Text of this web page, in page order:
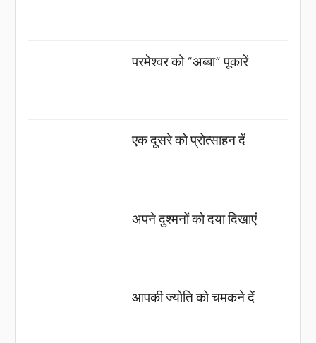
परमेश्वर को “अब्बा” पूकारें
एक दूसरे को प्रोत्साहन दें
अपने दुश्मनों को दया दिखाएं
आपकी ज्योति को चमकने दें